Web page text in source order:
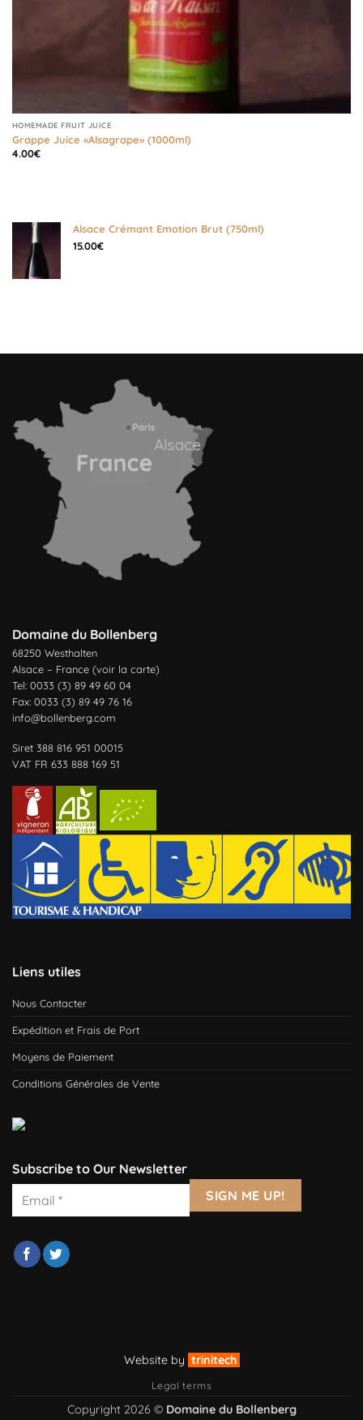
HOMEMADE FRUIT JUICE
Grappe Juice «Alsagrape» (1000ml)
4.00€
Alsace Crémant Emotion Brut (750ml)
15.00€
Domaine du Bollenberg
68250 Westhalten
Alsace – France (voir la carte)
Tel: 0033 (3) 89 49 60 04
Fax: 0033 (3) 89 49 76 16
info@bollenberg.com
Siret 388 816 951 00015
VAT FR 633 888 169 51
Liens utiles
Nous Contacter
Expédition et Frais de Port
Moyens de Paiement
Conditions Générales de Vente
Subscribe to Our Newsletter
Website by trinitech
Legal terms
Copyright 2026 © Domaine du Bollenberg